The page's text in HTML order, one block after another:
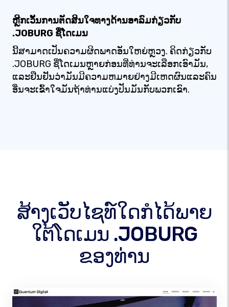
ຫຼີກເວັ້ນການຕັດສິນໃຈທາງດ້ານອາລົມກ່ຽວກັບ
.JOBURG ຊື່ໂດເມນ
ນີ້ສາມາດເປັນຄວາມຜິດພາດອັນໃຫຍ່ຫຼວງ. ຄິດກ່ຽວກັບ
.JOBURG ຊື່ໂດເມນຫຼາຍກ່ອນທີ່ທ່ານຈະເລືອກເອົາມັນ,
ແລະຢືນຢັນວ່າມັນມີຄວາມຫມາຍຢ່າງມີເຫດຜົນແລະຄົນ
ອື່ນຈະເຂົ້າໃຈມັນຖ້າທ່ານແບ່ງປັນມັນກັບພວກເຂົາ.
ສ້າງເວັບໄຊທ໌ໃດກໍໄດ້ພາຍ
ໃຕ້ໂດເມນ .JOBURG
ຂອງທ່ານ